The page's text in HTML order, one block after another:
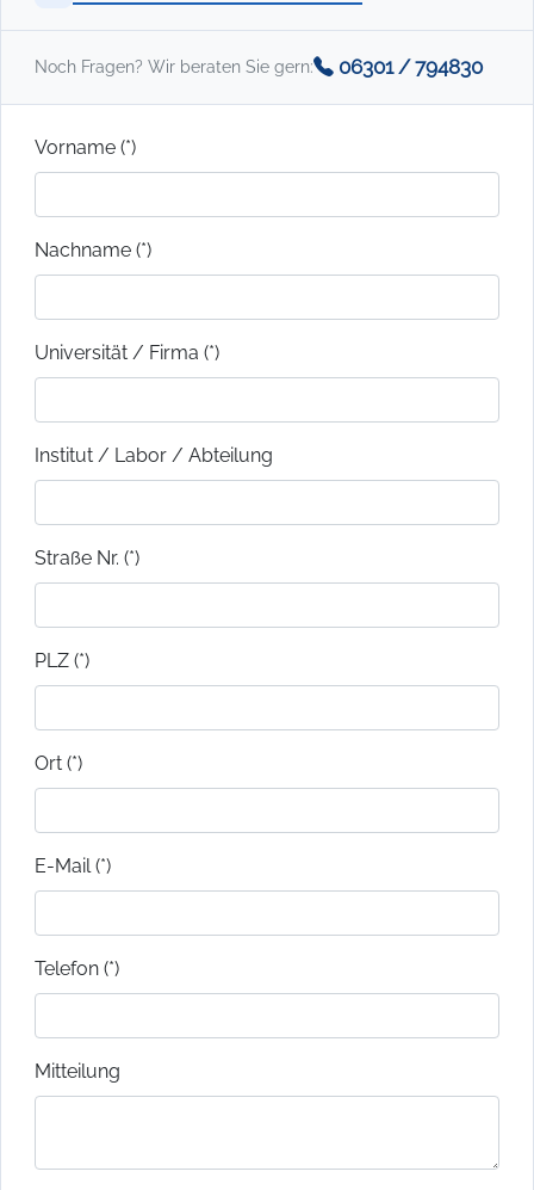
Noch Fragen? Wir beraten Sie gern: 06301 / 794830
Vorname (*)
Nachname (*)
Universität / Firma (*)
Institut / Labor / Abteilung
Straße Nr. (*)
PLZ (*)
Ort (*)
E-Mail (*)
Telefon (*)
Mitteilung